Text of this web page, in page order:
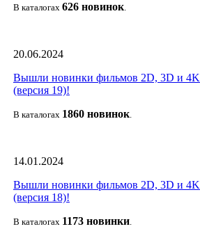
В каталогах 626 новинок.
20.06.2024
Вышли новинки фильмов 2D, 3D и 4K
(версия 19)!
В каталогах 1860 новинок.
14.01.2024
Вышли новинки фильмов 2D, 3D и 4K
(версия 18)!
В каталогах 1173 новинки.